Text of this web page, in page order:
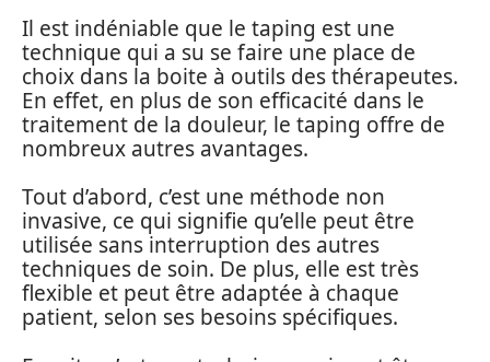
Il est indéniable que le taping est une
technique qui a su se faire une place de
choix dans la boite à outils des thérapeutes.
En effet, en plus de son efficacité dans le
traitement de la douleur, le taping offre de
nombreux autres avantages.
Tout d’abord, c’est une méthode non
invasive, ce qui signifie qu’elle peut être
utilisée sans interruption des autres
techniques de soin. De plus, elle est très
flexible et peut être adaptée à chaque
patient, selon ses besoins spécifiques.